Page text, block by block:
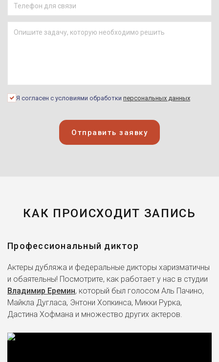
Я согласен с условиями обработки персональных данных
Отправить заявку
КАК ПРОИСХОДИТ ЗАПИСЬ
Профессиональный диктор
Актеры дубляжа и федеральные дикторы харизматичны
и обаятельны! Посмотрите, как работает у нас в студии
Владимир Еремин, который был голосом Аль Пачино,
Майкла Дугласа, Энтони Хопкинса, Микки Рурка,
Дастина Хофмана и множество других актеров.